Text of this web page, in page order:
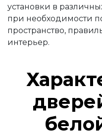
установки в
при необходимости
пространство,
интерьер.